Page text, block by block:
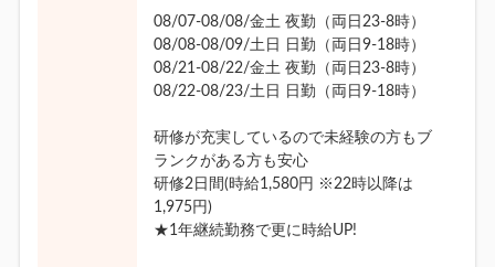
08/07-08/08/金土 夜勤（両日23-8時）
08/08-08/09/土日 日勤（両日9-18時）
08/21-08/22/金土 夜勤（両日23-8時）
08/22-08/23/土日 日勤（両日9-18時）
研修が充実しているので未経験の方もブ
ランクがある方も安心
研修2日間(時給1,580円 ※22時以降は
1,975円)
★1年継続勤務で更に時給UP!